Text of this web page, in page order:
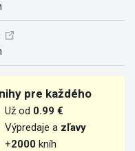
pre každého
Už od 0.99 €
Výpredaje a zľavy
+2000 kníh